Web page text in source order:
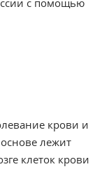
с помощью
крови и
лежит
клеток крови